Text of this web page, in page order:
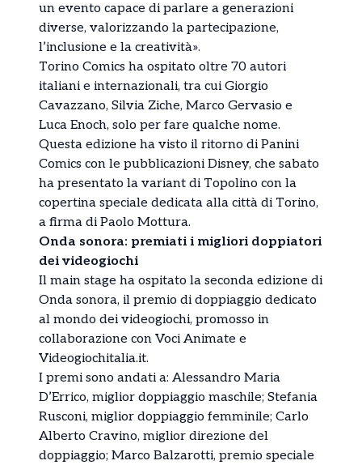
un evento capace di parlare a generazioni
diverse, valorizzando la partecipazione,
l’inclusione e la creatività».
Torino Comics ha ospitato oltre 70 autori
italiani e internazionali, tra cui Giorgio
Cavazzano, Silvia Ziche, Marco Gervasio e
Luca Enoch, solo per fare qualche nome.
Questa edizione ha visto il ritorno di Panini
Comics con le pubblicazioni Disney, che sabato
ha presentato la variant di Topolino con la
copertina speciale dedicata alla città di Torino,
a firma di Paolo Mottura.
Onda sonora: premiati i migliori doppiatori
dei videogiochi
Il main stage ha ospitato la seconda edizione di
Onda sonora, il premio di doppiaggio dedicato
al mondo dei videogiochi, promosso in
collaborazione con Voci Animate e
Videogiochitalia.it.
I premi sono andati a: Alessandro Maria
D’Errico, miglior doppiaggio maschile; Stefania
Rusconi, miglior doppiaggio femminile; Carlo
Alberto Cravino, miglior direzione del
doppiaggio; Marco Balzarotti, premio speciale